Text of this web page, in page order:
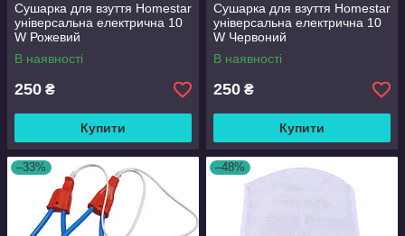
Сушарка для взуття Homestar
універсальна електрична 10
W Рожевий
В наявності
250 ₴
Купити
Сушарка для взуття Homestar
універсальна електрична 10
W Червоний
В наявності
250 ₴
Купити
–33% –48%